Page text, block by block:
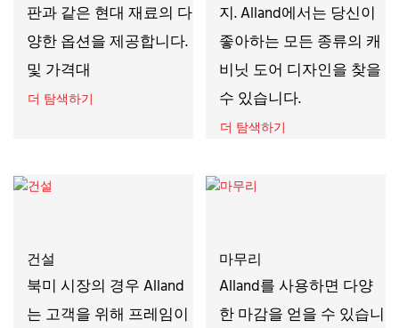
판과 같은 현대 재료의 다
양한 옵션을 제공합니다.
및 가격대
더 탐색하기
지. Alland에서는 당신이
좋아하는 모든 종류의 캐
비닛 도어 디자인을 찾을
수 있습니다.
더 탐색하기
건설
북미 시장의 경우 Alland
는 고객을 위해 프레임이
마무리
Alland를 사용하면 다양
한 마감을 얻을 수 있습니